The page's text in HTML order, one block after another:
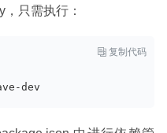
只需执行：
 复制代码
dev